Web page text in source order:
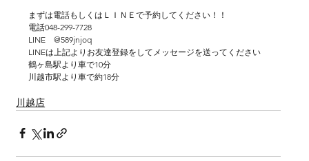
まずは電話もしくはＬＩＮＥで予約してください！！
電話048-299-7728
LINE　@589jnjoq
LINEは上記よりお友達登録をしてメッセージを送ってください
鶴ヶ島駅より車で10分
川越市駅より車で約18分
川越店